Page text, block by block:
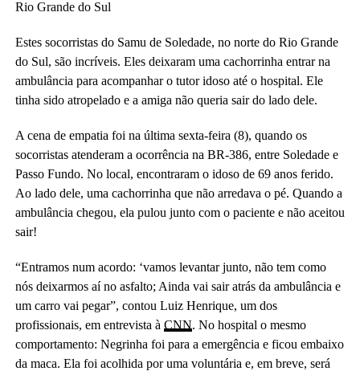
Rio Grande do Sul
Estes socorristas do Samu de Soledade, no norte do Rio Grande
do Sul, são incríveis. Eles deixaram uma cachorrinha entrar na
ambulância para acompanhar o tutor idoso até o hospital. Ele
tinha sido atropelado e a amiga não queria sair do lado dele.
A cena de empatia foi na última sexta-feira (8), quando os
socorristas atenderam a ocorrência na BR-386, entre Soledade e
Passo Fundo. No local, encontraram o idoso de 69 anos ferido.
Ao lado dele, uma cachorrinha que não arredava o pé. Quando a
ambulância chegou, ela pulou junto com o paciente e não aceitou
sair!
“Entramos num acordo: ‘vamos levantar junto, não tem como
nós deixarmos aí no asfalto; Ainda vai sair atrás da ambulância e
um carro vai pegar”, contou Luiz Henrique, um dos
profissionais, em entrevista à CNN. No hospital o mesmo
comportamento: Negrinha foi para a emergência e ficou embaixo
da maca. Ela foi acolhida por uma voluntária e, em breve, será